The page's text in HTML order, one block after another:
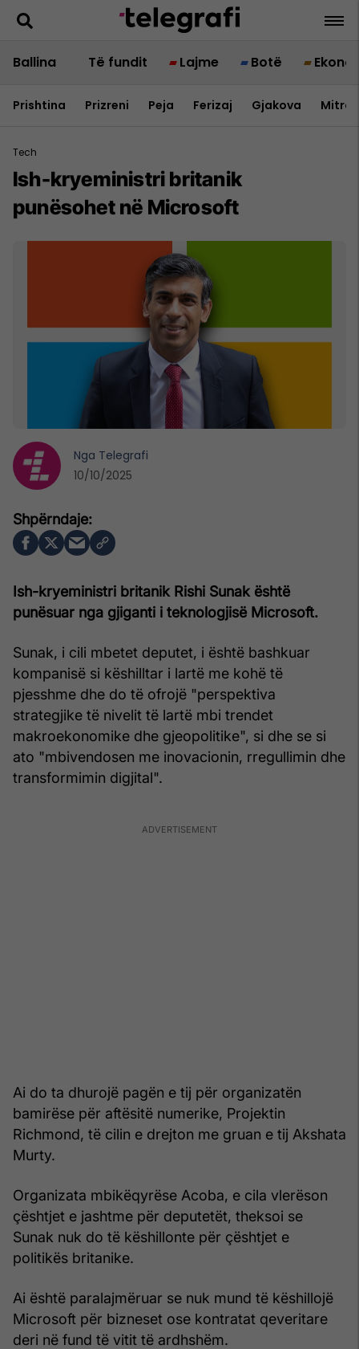
Ballina Të fundit Lajme Botë
Prishtina Prizreni Peja Ferizaj Gjakova
Tech
Ish-kryeministri britanik
punësohet në Microsoft
Ish-kryeministri britanik Rishi Sunak është
punësuar nga gjiganti i teknologjisë Microsoft.
Sunak, i cili mbetet deputet, i është bashkuar
kompanisë si këshilltar i lartë me kohë të
pjesshme dhe do të ofrojë "perspektiva
strategjike të nivelit të lartë mbi trendet
makroekonomike dhe gjeopolitike", si dhe se si
ato "mbivendosen me inovacionin, rregullimin dhe
transformimin digjital".
Ai do ta dhurojë pagën e tij për organizatën
bamirëse për aftësitë numerike, Projektin
Richmond, të cilin e drejton me gruan e tij Akshata
Murty.
Organizata mbikëqyrëse Acoba, e cila vlerëson
çështjet e jashtme për deputetët, theksoi se
Sunak nuk do të këshillonte për çështjet e
politikës britanike.
Ai është paralajmëruar se nuk mund të këshillojë
Microsoft për bizneset ose kontratat qeveritare
deri në fund të vitit të ardhshëm.
Nga Telegrafi
10/10/2025